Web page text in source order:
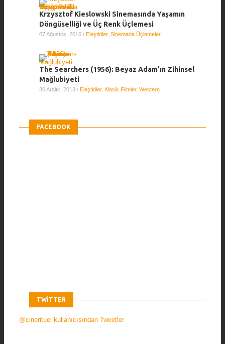
Krzysztof Kieslowski Sinemasında Yaşamın
Döngüselliği ve Üç Renk Üçlemesi
07 Ağustos, 2016 / Eleştiriler, Sinemada Üçlemeler
The Searchers (1956): Beyaz Adam’ın Zihinsel
Mağlubiyeti
30 Aralık, 2013 / Eleştiriler, Klasik Filmler, Western
FACEBOOK
TWITTER
@cinerituel kullanıcısından Tweetler